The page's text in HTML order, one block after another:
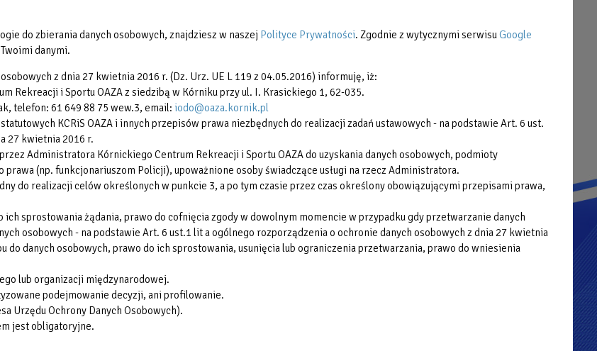
Rodzina 3+
Praca
Plany postępowań
Deklaracja dostępności cyfrowej
do zbierania danych osobowych, znajdziesz w naszej Polityce Prywatności. Zgodnie z wytycznymi serwisuGoogle
danymi.
z dnia 27 kwietnia 2016 r. (Dz. Urz. UE L 119 z 04.05.2016) informuję, iż:
Rekreacji i Sportu OAZA z siedzibą w Kórniku przy ul. I. Krasickiego 1, 62-035.
telefon: 61 649 88 75 wew.3, email: iodo@oaza.kornik.pl
KCRiS OAZA i innych przepisów prawa niezbędnych do realizacji zadań ustawowych - na podstawie Art. 6 ust.
27 kwietnia 2016 r.
Administratora Kórnickiego Centrum Rekreacji i Sportu OAZA do uzyskania danych osobowych, podmioty
(np. funkcjonariuszom Policji), upoważnione osoby świadczące usługi na rzecz Administratora.
do realizacji celów określonych w punkcie 3, a po tym czasie przez czas określony obowiązującymi przepisami prawa,
sprostowania żądania, prawo do cofnięcia zgody w dowolnym momencie w przypadku gdy przetwarzanie danych
osobowych - na podstawie Art. 6 ust.1 lit a ogólnego rozporządzenia o ochronie danych osobowych z dnia 27 kwietnia
do danych osobowych, prawo do ich sprostowania, usunięcia lub ograniczenia przetwarzania, prawo do wniesienia
lub organizacji międzynarodowej.
podejmowanie decyzji, ani profilowanie.
Urzędu Ochrony Danych Osobowych).
jest obligatoryjne.